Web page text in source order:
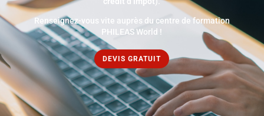
Renseignez-vous vite auprès du centre de formation
PHILEAS World !
DEVIS GRATUIT